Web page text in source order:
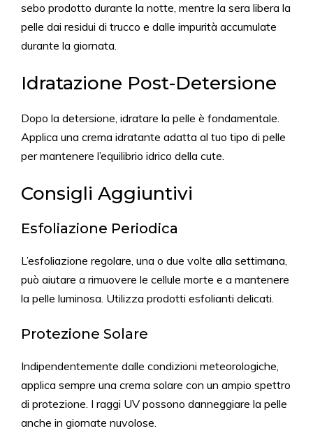
sebo prodotto durante la notte, mentre la sera libera la
pelle dai residui di trucco e dalle impurità accumulate
durante la giornata.
Idratazione Post-Detersione
Dopo la detersione, idratare la pelle è fondamentale.
Applica una crema idratante adatta al tuo tipo di pelle
per mantenere l’equilibrio idrico della cute.
Consigli Aggiuntivi
Esfoliazione Periodica
L’esfoliazione regolare, una o due volte alla settimana,
può aiutare a rimuovere le cellule morte e a mantenere
la pelle luminosa. Utilizza prodotti esfolianti delicati.
Protezione Solare
Indipendentemente dalle condizioni meteorologiche,
applica sempre una crema solare con un ampio spettro
di protezione. I raggi UV possono danneggiare la pelle
anche in giornate nuvolose.